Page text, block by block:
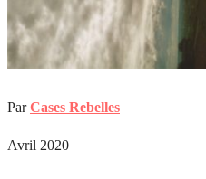
ParCases Rebelles
Avril 2020